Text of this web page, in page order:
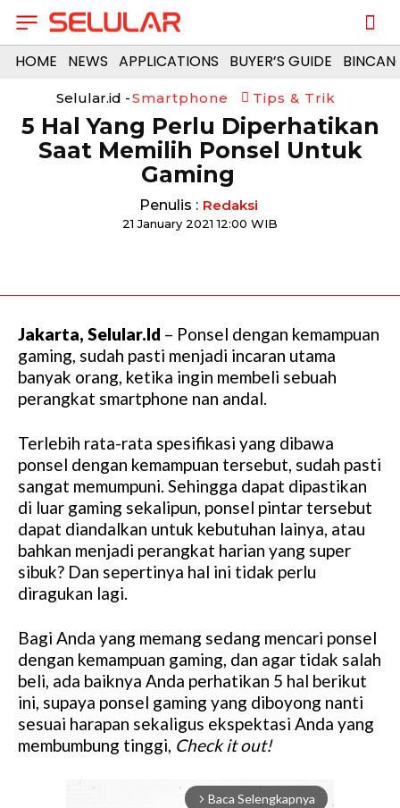
HOME NEWS APPLICATIONS BUYER’S GUIDE
Selular.id -Smartphone Tips & Trik
5 Hal Yang Perlu Diperhatikan
Saat Memilih Ponsel Untuk
Gaming
Penulis : Redaksi
21 January 2021 12:00 WIB
Jakarta, Selular.Id – Ponsel dengan kemampuan
gaming, sudah pasti menjadi incaran utama
banyak orang, ketika ingin membeli sebuah
perangkat smartphone nan andal.
Terlebih rata-rata spesifikasi yang dibawa
ponsel dengan kemampuan tersebut, sudah pasti
sangat memumpuni. Sehingga dapat dipastikan
di luar gaming sekalipun, ponsel pintar tersebut
dapat diandalkan untuk kebutuhan lainya, atau
bahkan menjadi perangkat harian yang super
sibuk? Dan sepertinya hal ini tidak perlu
diragukan lagi.
Bagi Anda yang memang sedang mencari ponsel
dengan kemampuan gaming, dan agar tidak salah
beli, ada baiknya Anda perhatikan 5 hal berikut
ini, supaya ponsel gaming yang diboyong nanti
sesuai harapan sekaligus ekspektasi Anda yang
membumbung tinggi, Check it out!
arrow_forward_ios Baca Selengkapnya